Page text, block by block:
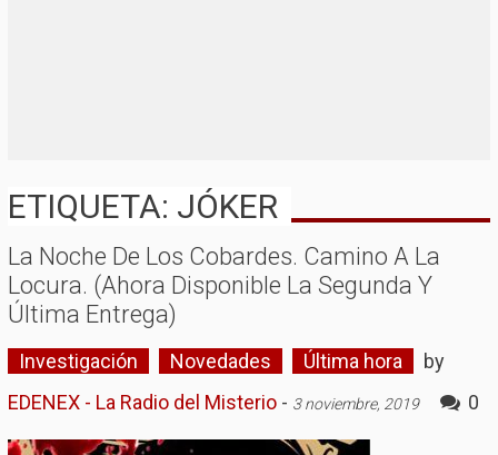
ETIQUETA: JÓKER
La Noche De Los Cobardes. Camino A La
Locura. (Ahora Disponible La Segunda Y
Última Entrega)
Investigación Novedades Última hora
by
EDENEX - La Radio del Misterio- 3 noviembre, 2019 0